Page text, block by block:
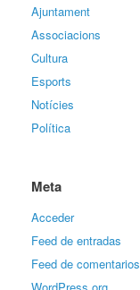
Ajuntament
Associacions
Cultura
Esports
Notícies
Política
Meta
Acceder
Feed de entradas
Feed de comentarios
WordPress.org